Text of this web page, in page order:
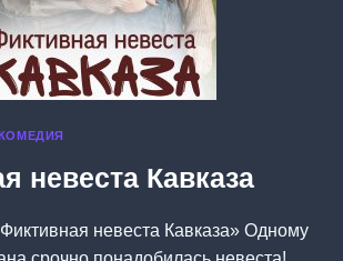
невеста Кавказа
невеста Кавказа» Одному